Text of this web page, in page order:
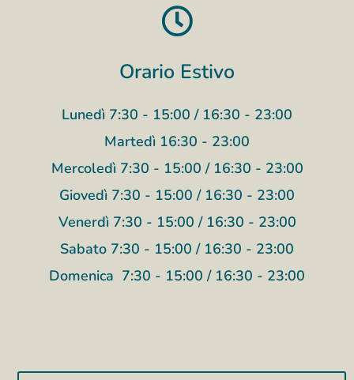
Orario Estivo
Lunedì 7:30 - 15:00 / 16:30 - 23:00
Martedì 16:30 - 23:00
Mercoledì 7:30 - 15:00 / 16:30 - 23:00
Giovedì 7:30 - 15:00 / 16:30 - 23:00
Venerdì 7:30 - 15:00 / 16:30 - 23:00
Sabato 7:30 - 15:00 / 16:30 - 23:00
Domenica 7:30 - 15:00 / 16:30 - 23:00